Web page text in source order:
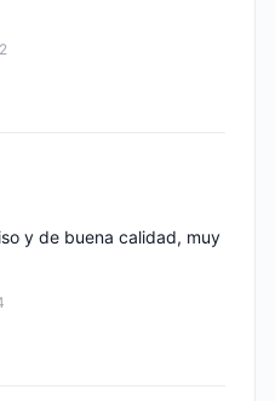
y de buena calidad, muy